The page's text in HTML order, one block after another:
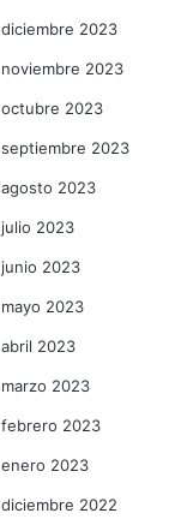
diciembre 2023
noviembre 2023
octubre 2023
septiembre 2023
agosto 2023
julio 2023
junio 2023
mayo 2023
abril 2023
marzo 2023
febrero 2023
enero 2023
diciembre 2022